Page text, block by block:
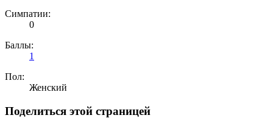
Симпатии:
0
Баллы:
1
Пол:
Женский
Поделиться этой страницей